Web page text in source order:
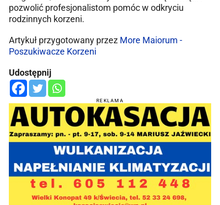
pozwolić profesjonalistom pomóc w odkryciu
rodzinnych korzeni.
Artykuł przygotowany przez More Maiorum -
Poszukiwacze Korzeni
Udostępnij
REKLAMA